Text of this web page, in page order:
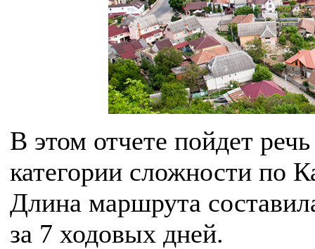
В этом отчете пойдет
категории сложности по
Длина маршрута
за 7 ходовых дней.